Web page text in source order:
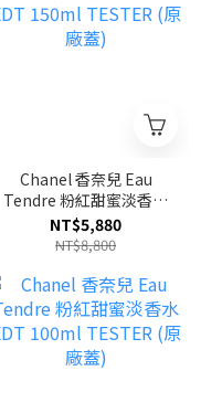
Chanel 香奈兒 Eau
Tendre 粉紅甜蜜淡香水
EDT 150ml TESTER (原
廠蓋)
NT$5,880
NT$8,800